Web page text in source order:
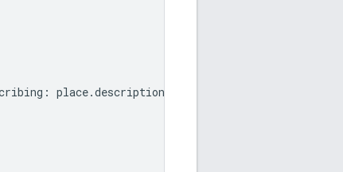
: place.description